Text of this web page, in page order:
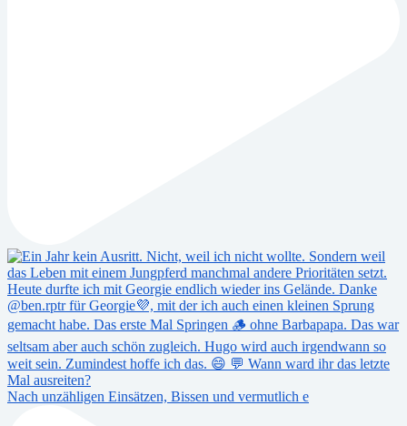
Nach unzähligen Einsätzen, Bissen und vermutlich e